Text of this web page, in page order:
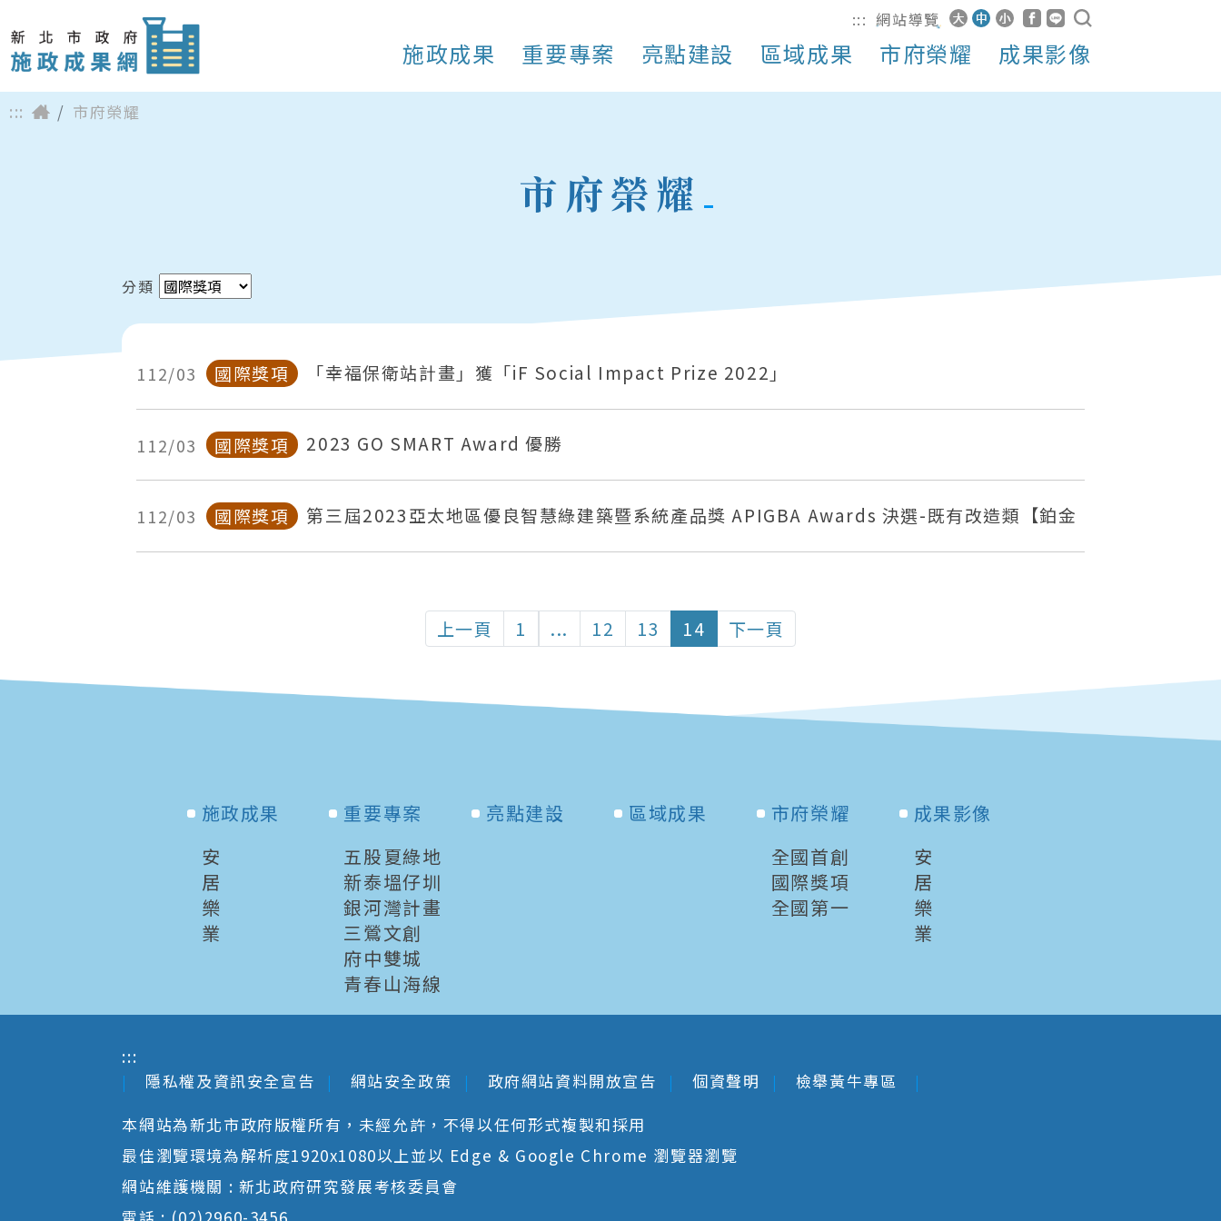
::: 網站導覽
施政成果 重要專案 亮點建設 區域成果 市府榮耀 成果影像
::: 市府榮耀
市府榮耀
分類
112/03 國際獎項 「幸福保衛站計畫」獲「iF Social Impact Prize 2022」
112/03 國際獎項 2023 GO SMART Award 優勝
112/03 國際獎項
第三屆2023亞太地區優良智慧綠建築暨系統產品獎 APIGBA Awards 決選-既有改造類【鉑金
上一頁 1 ... 12 13 14 下一頁
施政成果
安
居
樂
業
重要專案
五股夏綠地
新泰塭仔圳
銀河灣計畫
三鶯文創
府中雙城
青春山海線
亮點建設 區域成果
市府榮耀
全國首創
國際獎項
全國第一
成果影像
安
居
樂
業
:::
隱私權及資訊安全宣告
網站安全政策 政府網站資料開放宣告 個資聲明
檢舉黃牛專區
本網站為新北市政府版權所有，未經允許，不得以任何形式複製和採用
最佳瀏覽環境為解析度1920x1080以上並以 Edge & Google Chrome 瀏覽器瀏覽
網站維護機關 : 新北政府研究發展考核委員會